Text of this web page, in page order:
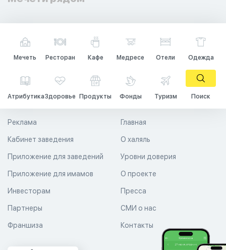
Мечеть Ресторан Кафе Медресе Отели Одежда
АтрибутикаЗдоровье Продукты Фонды Туризм Поиск
Главная
О халяль
Уровни доверия
Реклама
Кабинет заведения
Приложение для заведений
Приложение для имамов О проекте
Пресса
СМИ о нас
Контакты
Инвесторам
Партнеры
Франшиза